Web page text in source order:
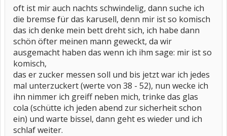
oft ist mir auch nachts schwindelig, dann suche ich
die bremse für das karusell, denn mir ist so komisch
das ich denke mein bett dreht sich, ich habe dann
schön öfter meinen mann geweckt, da wir
ausgemacht haben das wenn ich ihm sage: mir ist so
komisch,
das er zucker messen soll und bis jetzt war ich jedes
mal unterzuckert (werte von 38 - 52), nun wecke ich
ihn nimmer ich greiff neben mich, trinke das glas
cola (schütte ich jeden abend zur sicherheit schon
ein) und warte bissel, dann geht es wieder und ich
schlaf weiter.